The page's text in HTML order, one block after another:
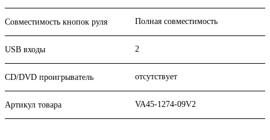
Совместимость кнопок руля Полная совместимость
USB входы 2
CD/DVD проигрыватель отсутствует
Артикул товара VA45-1274-09V2